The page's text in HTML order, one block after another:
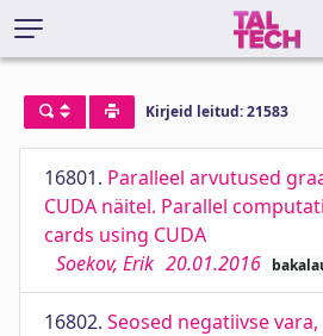
Kirjeid leitud: 21583
16801. Paralleel arvutused
CUDA näitel. Parallel
cards using CUDA
Soekov, Erik 20.01.2016
16802. Seosed negatiivse